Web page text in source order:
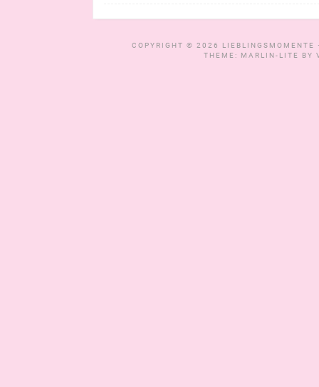
COPYRIGHT © 2026
THEME: MARLIN-LITE BY